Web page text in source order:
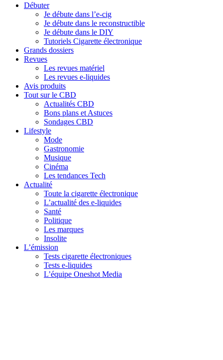
Débuter
Je débute dans l’e-cig
Je débute dans le reconstructible
Je débute dans le DIY
Tutoriels Cigarette électronique
Grands dossiers
Revues
Les revues matériel
Les revues e-liquides
Avis produits
Tout sur le CBD
Actualités CBD
Bons plans et Astuces
Sondages CBD
Lifestyle
Mode
Gastronomie
Musique
Cinéma
Les tendances Tech
Actualité
Toute la cigarette électronique
L’actualité des e-liquides
Santé
Politique
Les marques
Insolite
L’émission
Tests cigarette électroniques
Tests e-liquides
L’équipe Oneshot Media